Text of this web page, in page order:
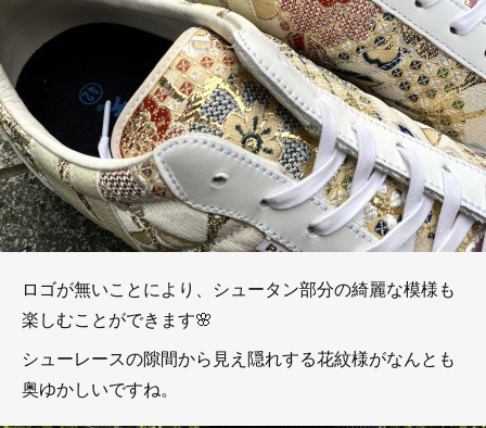
ロゴが無いことにより、シュータン部分の綺麗な模様も
楽しむことができます🌸
シューレースの隙間から見え隠れする花紋様がなんとも
奥ゆかしいですね。